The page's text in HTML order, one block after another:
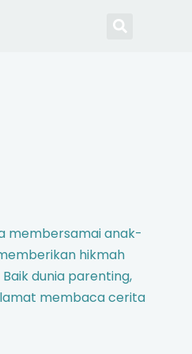
membersamai anak-
hikmah
dunia parenting,
membaca cerita